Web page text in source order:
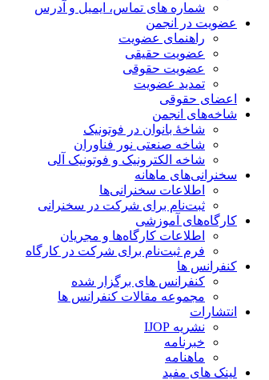
شماره های تماس، ایمیل و آدرس
عضویت در انجمن
راهنمای عضویت
عضویت حقیقی
عضویت حقوقی
تمدید عضویت
اعضای حقوقی
شاخه‌های انجمن
شاخۀ بانوان در فوتونیک
شاخه صنعتی نور فناوران
شاخه‌ الکترونیک و فوتونیک آلی
سخنرانی‌های ماهانه
اطلاعات سخنرانی‌‌ها
ثبت‌نام برای شرکت در سخنرانی
کارگاه‌های آموزشی
اطلاعات کارگاه‌ها و مجریان
فرم ثبت‌نام برای شرکت در کارگاه
کنفرانس ها
کنفرانس های برگزار شده
مجموعه مقالات کنفرانس ها
انتشارات
نشریه IJOP
خبرنامه
ماهنامه
لینک های مفید